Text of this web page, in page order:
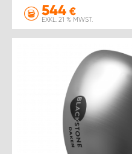
544 €
EXKL. 21 % MWST.